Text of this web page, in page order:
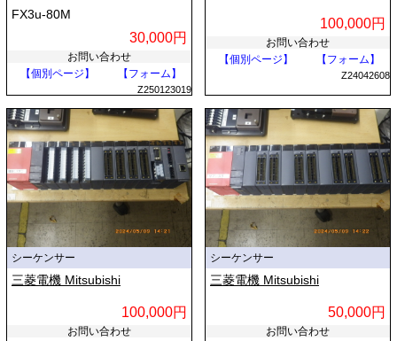
FX3u-80M
30,000円
お問い合わせ
【個別ページ】
【フォーム】
Z250123019
100,000円
お問い合わせ
【個別ページ】
【フォーム】
Z24042608
シーケンサー
三菱電機 Mitsubishi
100,000円
お問い合わせ
シーケンサー
三菱電機 Mitsubishi
50,000円
お問い合わせ